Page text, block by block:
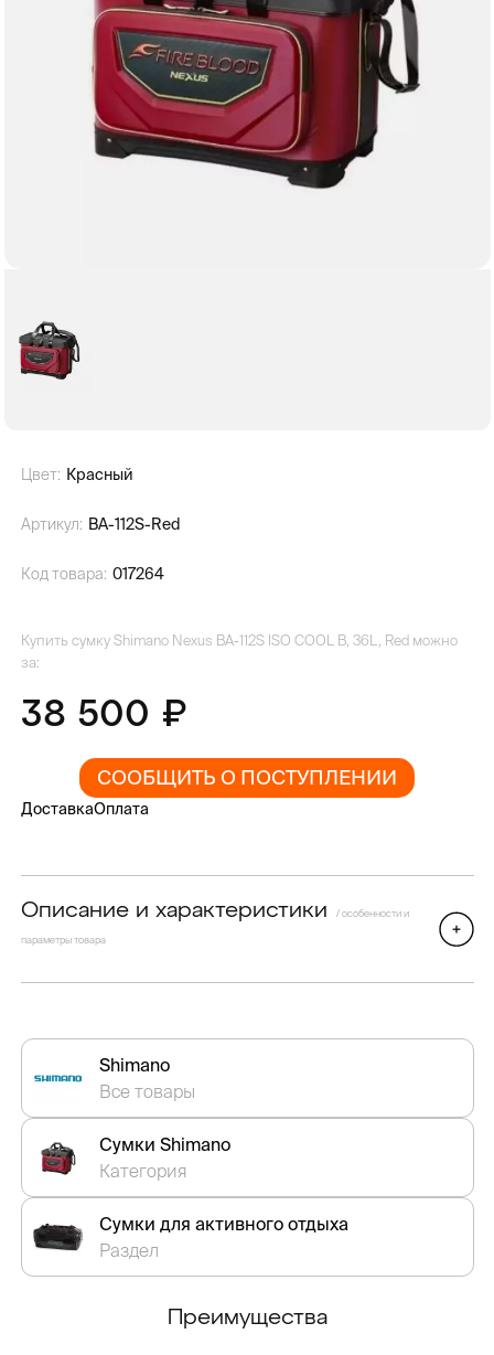
Цвет: Красный
Артикул: BA-112S-Red
Код товара: 017264
Купить сумку Shimano Nexus BA-112S ISO COOL B, 36L, Red можно
за:
38 500
СООБЩИТЬ О ПОСТУПЛЕНИИ
ДоставкаОплата
Описание и характеристики / особенности и
параметры товара
Shimano
Все товары
Сумки Shimano
Категория
Сумки для активного отдыха
Раздел
Преимущества